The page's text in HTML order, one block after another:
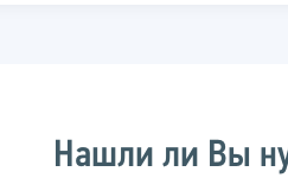
Нашли ли Вы